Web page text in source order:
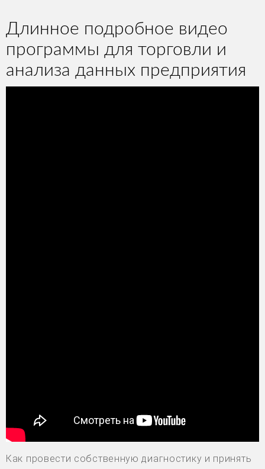
Длинное подробное видео
программы для торговли и
анализа данных предприятия
Как провести собственную диагностику и принять